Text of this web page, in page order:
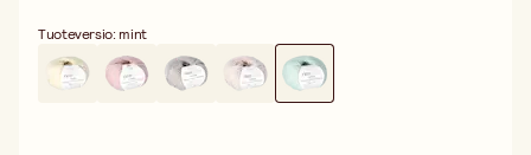
Lanka koostuu 90 % ekologisesta puuvillasta ja 10 % kashmirista,
mikä tekee siitä yhtä pehmeän kuin kestävänkin. Yksi 50 g:n kerä
sisältää 145 metriä lankaa, joka sopii mainiosti 3,5 mm puikoille.
Tiheys 25 s = 10 cm takaa tasaisen ja kauniin lopputuloksen.
Tuoteversio: mint